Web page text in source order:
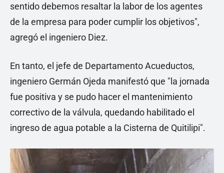
sentido debemos resaltar la labor de los agentes
de la empresa para poder cumplir los objetivos",
agregó el ingeniero Diez.
En tanto, el jefe de Departamento Acueductos,
ingeniero Germán Ojeda manifestó que "la jornada
fue positiva y se pudo hacer el mantenimiento
correctivo de la válvula, quedando habilitado el
ingreso de agua potable a la Cisterna de Quitilipi".